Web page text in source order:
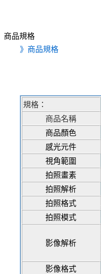
商品規格
》商品規格
規格：
商品名稱
商品顏色
感光元件
視角範圍
拍照畫素
拍照解析
拍照格式
拍照模式
影像解析
影像格式